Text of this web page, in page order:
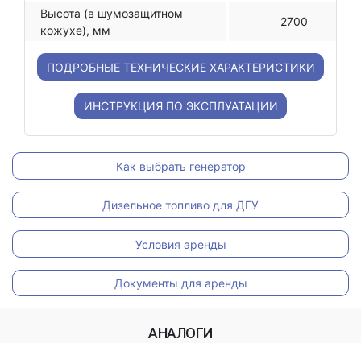
Как выбрать генератор
Дизельное топливо для ДГУ
Условия аренды
Документы для аренды
Высота (в шумозащитном
кожухе), мм
2700
ПОДРОБНЫЕ ТЕХНИЧЕСКИЕ ХАРАКТЕРИСТИКИ
ИНСТРУКЦИЯ ПО ЭКСПЛУАТАЦИИ
АНАЛОГИ